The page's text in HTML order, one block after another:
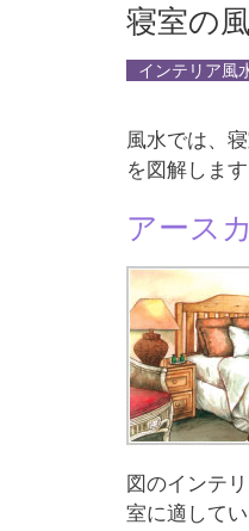
寝室の
インテリア風
風水では、
を図解します
アース
図のインテ
室に適してい